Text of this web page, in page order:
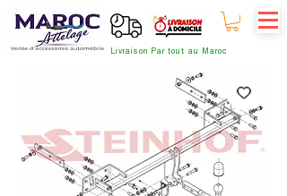
Livraison Par tout au Maroc